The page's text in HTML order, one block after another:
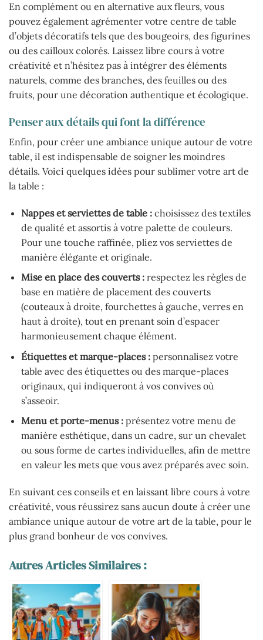
En complément ou en alternative aux fleurs, vous
pouvez également agrémenter votre centre de table
d’objets décoratifs tels que des bougeoirs, des figurines
ou des cailloux colorés. Laissez libre cours à votre
créativité et n’hésitez pas à intégrer des éléments
naturels, comme des branches, des feuilles ou des
fruits, pour une décoration authentique et écologique.
Penser aux détails qui font la différence
Enfin, pour créer une ambiance unique autour de votre
table, il est indispensable de soigner les moindres
détails. Voici quelques idées pour sublimer votre art de
la table :
Nappes et serviettes de table :choisissez des textiles
de qualité et assortis à votre palette de couleurs.
Pour une touche raffinée, pliez vos serviettes de
manière élégante et originale.
Mise en place des couverts :respectez les règles de
base en matière de placement des couverts
(couteaux à droite, fourchettes à gauche, verres en
haut à droite), tout en prenant soin d’espacer
harmonieusement chaque élément.
Étiquettes et marque-places :personnalisez votre
table avec des étiquettes ou des marque-places
originaux, qui indiqueront à vos convives où
s’asseoir.
Menu et porte-menus :présentez votre menu de
manière esthétique, dans un cadre, sur un chevalet
ou sous forme de cartes individuelles, afin de mettre
en valeur les mets que vous avez préparés avec soin.
En suivant ces conseils et en laissant libre cours à votre
créativité, vous réussirez sans aucun doute à créer une
ambiance unique autour de votre art de la table, pour le
plus grand bonheur de vos convives.
Autres Articles Similaires :